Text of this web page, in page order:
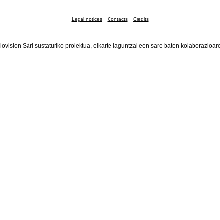
Legal notices Contacts Credits
Sàrl sustaturiko proiektua, elkarte laguntzaileen sare baten